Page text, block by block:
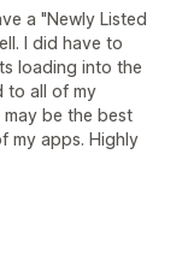
a "Newly Listed
I did have to
loading into the
to all of my
be the best
my apps. Highly